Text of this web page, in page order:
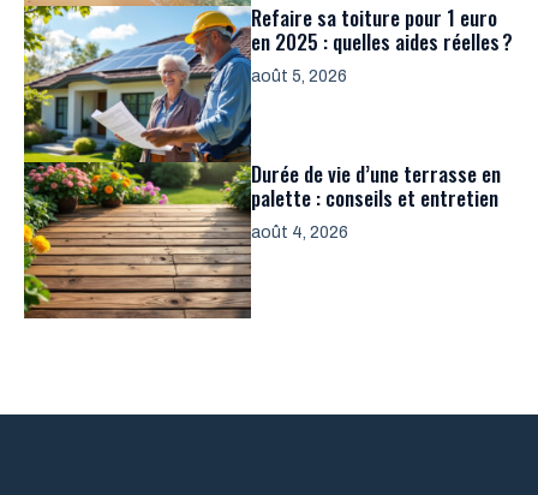
Refaire sa toiture pour 1 euro
en 2025 : quelles aides réelles ?
août 5, 2026
Durée de vie d’une terrasse en
palette : conseils et entretien
août 4, 2026